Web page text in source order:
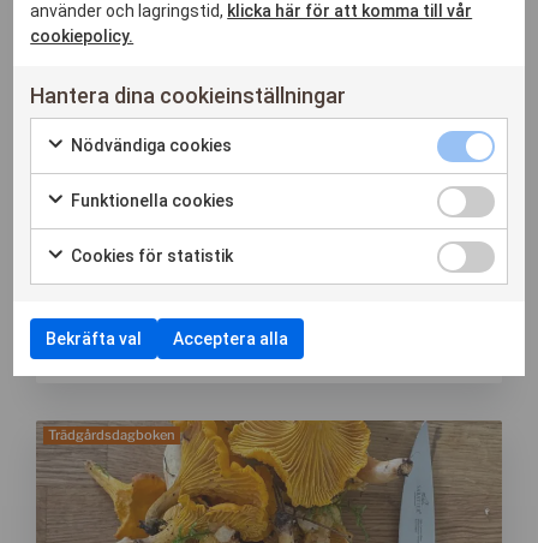
Stilhistoria
Stiliga hem
Stiligahem besöker
Utvalt
Vecka 14, 7 april 2024
Trädgårdsdagboken vecka 14, 2024 Älskar den här
att...
Läs hela inlägget
Trädgårdsdagboken
använder och lagringstid, klicka här för att komma till vår
cookiepolicy.
Hantera dina cookieinställningar
Nödvändiga cookies
Funktionella cookies
Cookies för statistik
Bekräfta val Acceptera alla